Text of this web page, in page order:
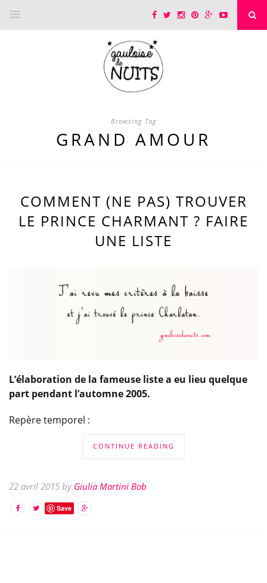
Browsing Tag
GRAND AMOUR
COMMENT (NE PAS) TROUVER
LE PRINCE CHARMANT ? FAIRE
UNE LISTE
L’élaboration de la fameuse liste a eu lieu quelque
part pendant l’automne 2005.
Repère temporel :
CONTINUE READING
22 avril 2015 by Giulia Martini Bob
Save